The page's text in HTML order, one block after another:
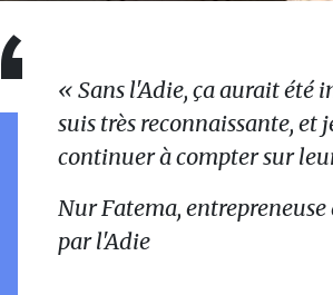
« Sans l'Adie, ça aurait été
suis très reconnaissante, et
continuer à compter sur
Nur Fatema,
par l'Adie